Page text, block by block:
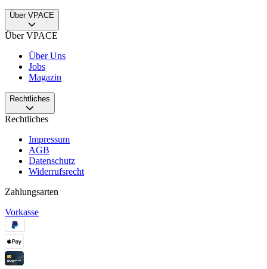
Über VPACE
Über VPACE
Über Uns
Jobs
Magazin
Rechtliches
Rechtliches
Impressum
AGB
Datenschutz
Widerrufsrecht
Zahlungsarten
Vorkasse